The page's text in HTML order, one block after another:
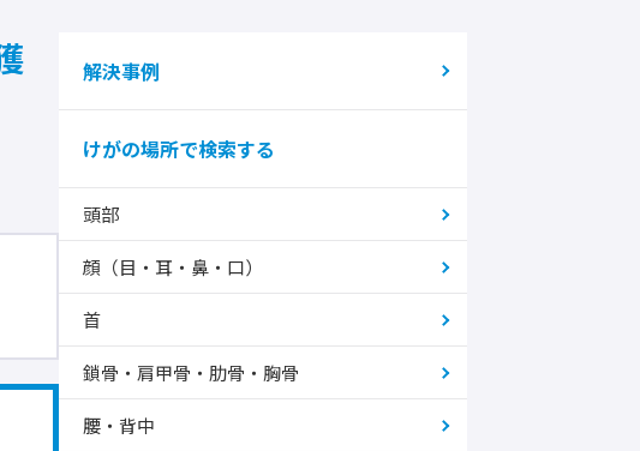
整骨院様向けサービス
解決事例
けがの場所で検索する
頭部
顔（目・耳・鼻・口）
首
鎖骨・肩甲骨・肋骨・胸骨
腰・背中